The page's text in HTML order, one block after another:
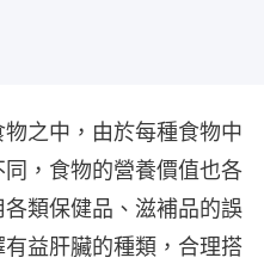
之中，由於每種食物中
，食物的營養價值也各
類保健品、滋補品的誤
益肝臟的種類，合理搭